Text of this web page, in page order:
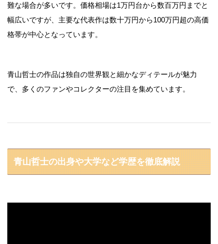
難な場合が多いです。価格相場は1万円台から数百万円までと
幅広いですが、主要な代表作は数十万円から100万円超の高価
格帯が中心となっています。
青山哲士の作品は独自の世界観と細かなディテールが魅力
で、多くのファンやコレクターの注目を集めています。
青山哲士の出身や大学など学歴を徹底解説